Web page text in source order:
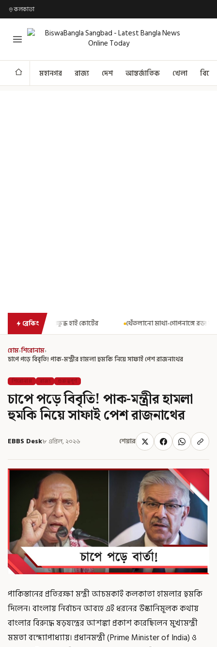
কলকাতা
মহানগর রাজ্য দেশ আন্তর্জাতিক খেলা
ব্রেকিং থেঁতলানো মাথা-গোপনাঙ্গে রড! বিজেপিশাসিত অসমে
হোম›শিরোনাম›
চাপে পড়ে বিবৃতি! পাক-মন্ত্রীর হামলা হুমকি নিয়ে সাফাই পেশ রাজনাথের
শিরোনাম রাজ্য গুরুত্বপূর্ণ
চাপে পড়ে বিবৃতি! পাক-মন্ত্রীর হামলা
হুমকি নিয়ে সাফাই পেশ রাজনাথের
EBBS Desk৮ এপ্রিল, ২০২৬ শেয়ার
পাকিস্তানের প্রতিরক্ষা মন্ত্রী আচমকাই কলকাতা হামলার হুমকি
দিলেন। বাংলায় নির্বাচন আবহে এই ধরনের উস্কানিমূলক কথায়
বাংলার বিরুদ্ধে ষড়যন্ত্রের আশঙ্কা প্রকাশ করেছিলেন মুখ্যমন্ত্রী
মমতা বন্দ্যোপাধ্যায়। প্রধানমন্ত্রী (Prime Minister of India) ও